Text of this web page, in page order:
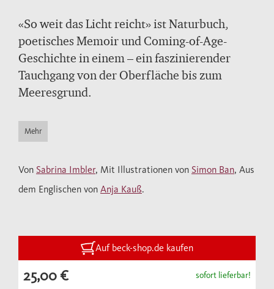
«So weit das Licht reicht» ist Naturbuch,
poetisches Memoir und Coming-of-Age-
Geschichte in einem – ein faszinierender
Tauchgang von der Oberfläche bis zum
Meeresgrund.
Eine besondere Faszination geht von den
geheimnisvollsten Kreaturen der Tiefsee aus,
Dasein fernab vom Sonnenlicht fristen.
Weißhaarige Yeti-Krabben, unsterbliche
Schmetterlingsfische – in jedem Kapitel
verbindet Sabrina Imbler naturkundliche
Beobachtungen mit Geschichten aus dem
Mehr
Von Sabrina Imbler, Mit Illustrationen von Simon Ban, Aus
dem Englischen von Anja Kauß.
Auf beck-shop.de kaufen
25,00 € sofort lieferbar!